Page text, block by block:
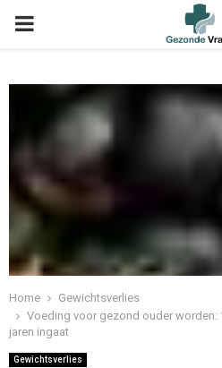
Home
Gewichtsverlies
Voeding voor gezond ouder worden:
jaren ingaat
Gewichtsverlies